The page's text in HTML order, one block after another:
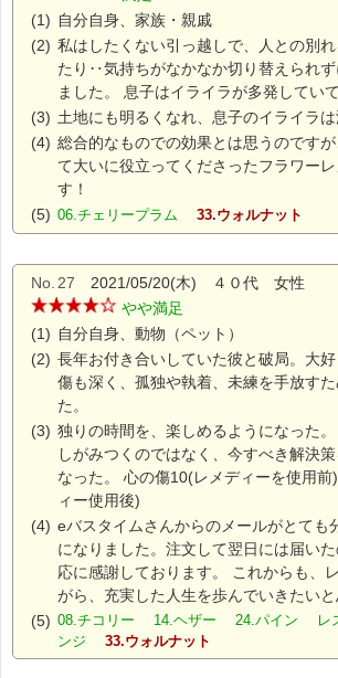
(1) 自分自身、家族・親戚
(2) 私はしたくない引っ越しで、人との別
たり‥気持ちがなかなか切り替えられ
ました。 息子はイライラが多発してい
(3) 土地にも明るくなれ、息子のイライラ
(4) 総合的なものでの効果とは思うのです
て大いに役立ってくださったフラワー
す！
(5) 06.チェリープラム 33.ウォルナット
No. 27 2021/05/20(木) ４０代 女性
やや満足
(1) 自分自身、動物（ペット）
(2) 長年お付き合いしていた彼と破局。大
傷も深く、孤独や執着、未練を手放す
た。
(3) 独りの時間を、楽しめるようになった
しがみつくのではなく、今すべき解決
なった。 心の傷10(レメディーを使用
ィー使用後)
(4) eバスタイムさんからのメールがとても
になりました。注文して翌日には届い
応に感謝しております。 これからも、
がら、充実した人生を歩んでいきたいと
(5) 08.チコリー 14.ヘザー 24.パイン レス
ンジ 33.ウォルナット